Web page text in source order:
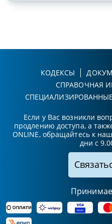
КОДЕКСЫ
СПРАВОЧНАЯ
Если у Вас возникли
продлению доступа, а
ONLINE, обращайтесь к
дни с